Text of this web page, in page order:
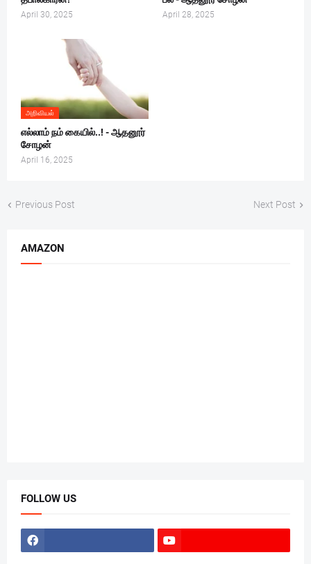
April 30, 2025 April 28, 2025
அறிவியல்
எல்லாம் நம் கையில்..! - ஆதனூர்
சோழன்
April 16, 2025
Previous Post Next Post
AMAZON
FOLLOW US